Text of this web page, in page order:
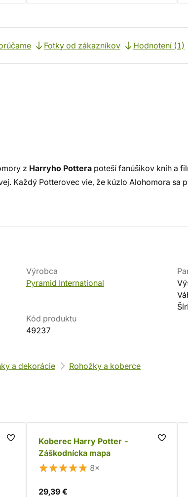
Fotky od zákazníkov Hodnotení (1)
z Harryho Pottera poteší fanúšikov kníh a
Každý Potterovec vie, že kúzlo Alohomora sa
Výrobca
Pyramid International
Kód produktu
49237
a dekorácie Rohožky a koberce
Koberec Harry Potter -
Záškodnícka mapa
8×
29,39 €